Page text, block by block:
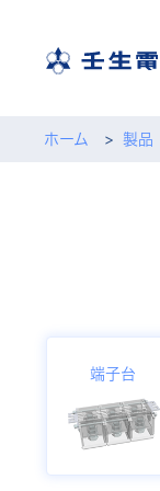
ホーム 製品
端子台